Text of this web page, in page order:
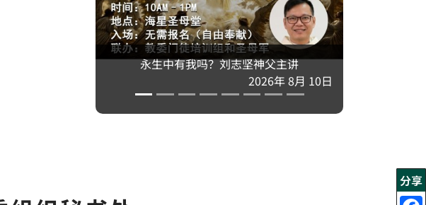
分享
永生中有我吗？刘志坚神父主讲
2026年 8月 10日